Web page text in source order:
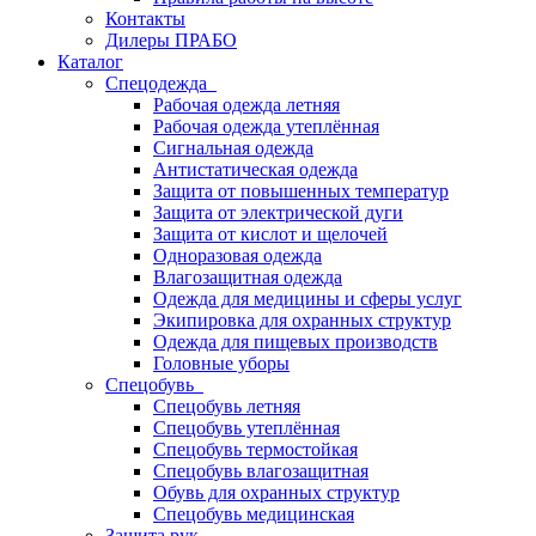
Контакты
Дилеры ПРАБО
Каталог
Спецодежда
Рабочая одежда летняя
Рабочая одежда утеплённая
Сигнальная одежда
Антистатическая одежда
Защита от повышенных температур
Защита от электрической дуги
Защита от кислот и щелочей
Одноразовая одежда
Влагозащитная одежда
Одежда для медицины и сферы услуг
Экипировка для охранных структур
Одежда для пищевых производств
Головные уборы
Спецобувь
Спецобувь летняя
Спецобувь утеплённая
Спецобувь термостойкая
Спецобувь влагозащитная
Обувь для охранных структур
Спецобувь медицинская